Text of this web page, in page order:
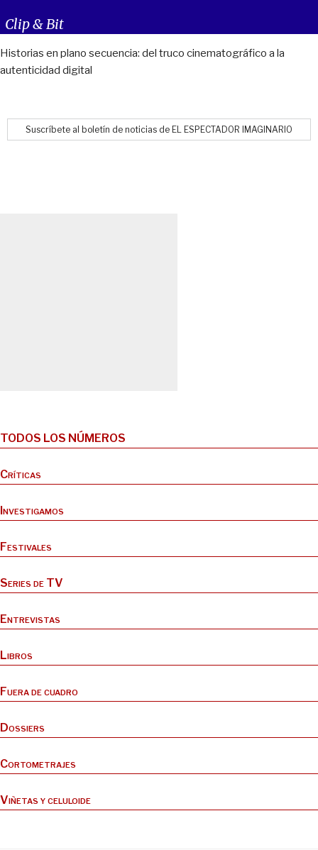
Clip & Bit
Historias en plano secuencia: del truco cinematográfico a la
autenticidad digital
Suscríbete al boletín de noticias de EL ESPECTADOR IMAGINARIO
TODOS LOS NÚMEROS
Críticas
Investigamos
Festivales
Series de TV
Entrevistas
Libros
Fuera de cuadro
Dossiers
Cortometrajes
Viñetas y celuloide